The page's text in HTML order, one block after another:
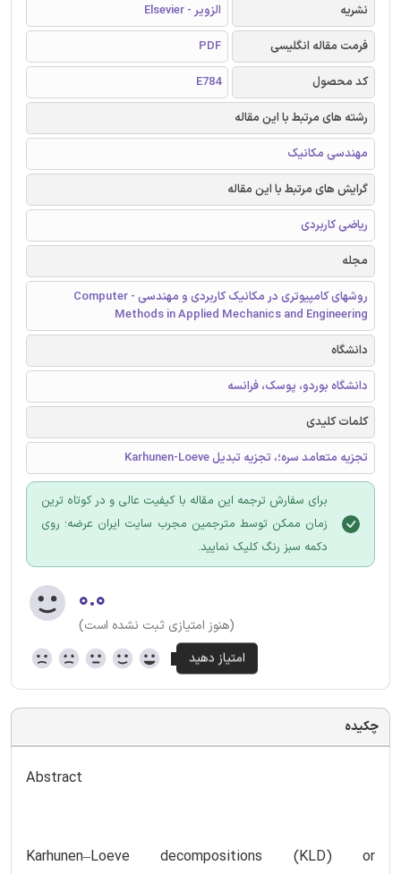
نشریه
الزویر - Elsevier
فرمت مقاله انگلیسی
PDF
کد محصول
E784
رشته های مرتبط با این مقاله
مهندسی مکانیک
گرایش های مرتبط با این مقاله
ریاضی کاربردی
مجله
روشهای کامپیوتری در مکانیک کاربردی و مهندسی - Computer
Methods in Applied Mechanics and Engineering
دانشگاه
دانشگاه بوردو، پوسک، فرانسه
کلمات کلیدی
تجزیه متعامد سره؛، تجزیه تبدیل Karhunen-Loeve
برای سفارش ترجمه این مقاله با کیفیت عالی و در کوتاه ترین
زمان ممکن توسط مترجمین مجرب سایت ایران عرضه؛ روی
دکمه سبز رنگ کلیک نمایید.
۰.۰
(هنوز امتیازی ثبت نشده است)
چکیده
Abstract
Karhunen–Loeve decompositions (KLD) or